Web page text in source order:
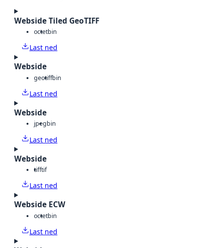
Webside Tiled GeoTIFF
octetbin
Last ned
Webside
geotiffbin
Last ned
Webside
jpegbin
Last ned
Webside
tifftif
Last ned
Webside ECW
octetbin
Last ned